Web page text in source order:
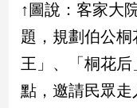
運
動
寵
物
Pet
↑圖說：客家大
題，規劃伯公
王」、「桐花
點，邀請民眾